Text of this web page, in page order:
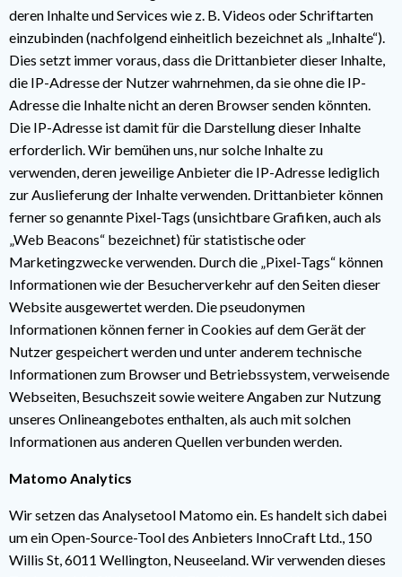
deren Inhalte und Services wie z. B. Videos oder Schriftarten
einzubinden (nachfolgend einheitlich bezeichnet als „Inhalte“).
Dies setzt immer voraus, dass die Drittanbieter dieser Inhalte,
die IP-Adresse der Nutzer wahrnehmen, da sie ohne die IP-
Adresse die Inhalte nicht an deren Browser senden könnten.
Die IP-Adresse ist damit für die Darstellung dieser Inhalte
erforderlich. Wir bemühen uns, nur solche Inhalte zu
verwenden, deren jeweilige Anbieter die IP-Adresse lediglich
zur Auslieferung der Inhalte verwenden. Drittanbieter können
ferner so genannte Pixel-Tags (unsichtbare Grafiken, auch als
„Web Beacons“ bezeichnet) für statistische oder
Marketingzwecke verwenden. Durch die „Pixel-Tags“ können
Informationen wie der Besucherverkehr auf den Seiten dieser
Website ausgewertet werden. Die pseudonymen
Informationen können ferner in Cookies auf dem Gerät der
Nutzer gespeichert werden und unter anderem technische
Informationen zum Browser und Betriebssystem, verweisende
Webseiten, Besuchszeit sowie weitere Angaben zur Nutzung
unseres Onlineangebotes enthalten, als auch mit solchen
Informationen aus anderen Quellen verbunden werden.
Matomo Analytics
Wir setzen das Analysetool Matomo ein. Es handelt sich dabei
um ein Open-Source-Tool des Anbieters InnoCraft Ltd., 150
Willis St, 6011 Wellington, Neuseeland. Wir verwenden dieses